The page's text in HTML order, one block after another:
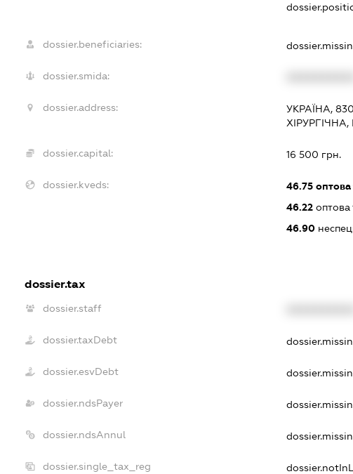
dossier.beneficiaries:
dossier.smida:
dossier.address:
УКРАЇНА,
dossier.capital: 16 500 грн.
dossier.kveds: 46.75оптова
46.22оптова
46.90
dossier.tax
dossier.staff
dossier.taxDebt
dossier.esvDebt
dossier.ndsPayer
dossier.ndsAnnul
dossier.single_tax_reg